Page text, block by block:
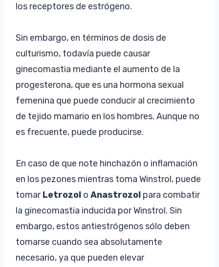
los receptores de estrógeno.
Sin embargo, en términos de dosis de
culturismo, todavía puede causar
ginecomastia mediante el aumento de la
progesterona, que es una hormona sexual
femenina que puede conducir al crecimiento
de tejido mamario en los hombres. Aunque no
es frecuente, puede producirse.
En caso de que note hinchazón o inflamación
en los pezones mientras toma Winstrol, puede
tomarLetrozol o Anastrozol para combatir
la ginecomastia inducida por Winstrol. Sin
embargo, estos antiestrógenos sólo deben
tomarse cuando sea absolutamente
necesario, ya que pueden elevar